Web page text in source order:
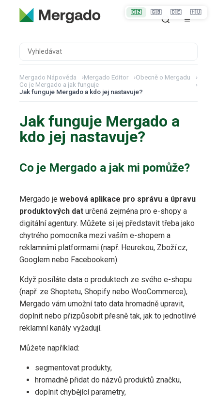
Mergado Nápověda ›Mergado Editor ›Obecně o Mergadu
›
Co je Mergado a jak funguje
›
Jak funguje Mergado a kdo jej nastavuje?
Jak funguje Mergado a
kdo jej nastavuje?
Co je Mergado a jak mi pomůže?
Mergado je webová aplikace pro správu a úpravu
produktových dat určená zejména pro e-shopy a
digitální agentury. Můžete si jej představit třeba jako
chytrého pomocníka mezi vaším e-shopem a
reklamními platformami (např. Heurekou, Zboží.cz,
Googlem nebo Facebookem).
Když posíláte data o produktech ze svého e-shopu
(např. ze Shoptetu, Shopify nebo WooCommerce),
Mergado vám umožní tato data hromadně upravit,
doplnit nebo přizpůsobit přesně tak, jak to jednotlivé
reklamní kanály vyžadují.
Můžete například:
segmentovat produkty,
hromadně přidat do názvů produktů značku,
doplnit chybějící parametry,
🇨🇿 🇬🇧 🇩🇪 🇭🇺